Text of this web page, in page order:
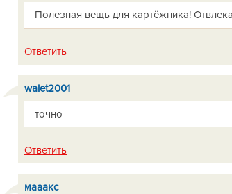
Полезная вещь для картёжника!
Ответить
walet2001
точно
Ответить
мааакс